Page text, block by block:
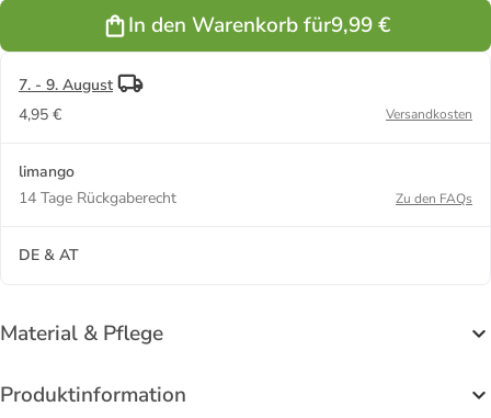
In den Warenkorb für9,99 €
7. - 9. August
4,95 €
Versandkosten
limango
14 Tage Rückgaberecht
Zu den FAQs
DE & AT
Material & Pflege
Produktinformation